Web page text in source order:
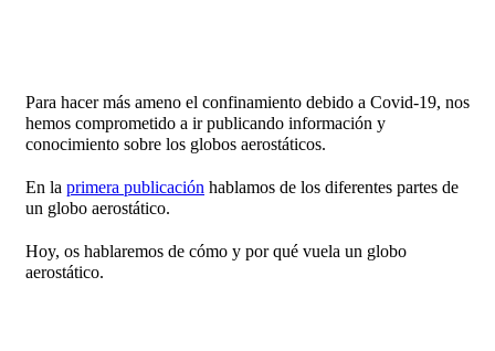
Para hacer más ameno el confinamiento debido a Covid-19, nos
hemos comprometido a ir publicando información y
conocimiento sobre los globos aerostáticos.
En la primera publicación hablamos de los diferentes partes de
un globo aerostático.
Hoy, os hablaremos de cómo y por qué vuela un globo
aerostático.